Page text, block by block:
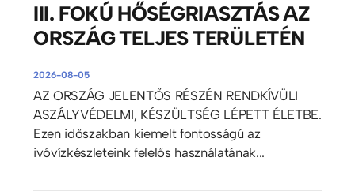
III. FOKÚ HŐSÉGRIASZTÁS AZ
ORSZÁG TELJES TERÜLETÉN
2026-08-05
AZ ORSZÁG JELENTŐS RÉSZÉN RENDKÍVÜLI
ASZÁLYVÉDELMI, KÉSZÜLTSÉG LÉPETT ÉLETBE.
Ezen időszakban kiemelt fontosságú az
ivóvízkészleteink felelős használatának...